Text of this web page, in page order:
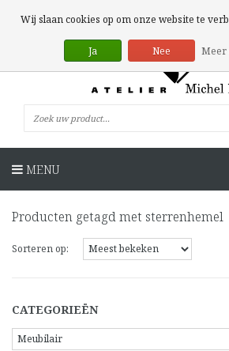
MENU
Producten getagd met sterrenhemel
Sorteren op:
CATEGORIEËN
Wij slaan cookies op om onze website te
Ja Nee Meer